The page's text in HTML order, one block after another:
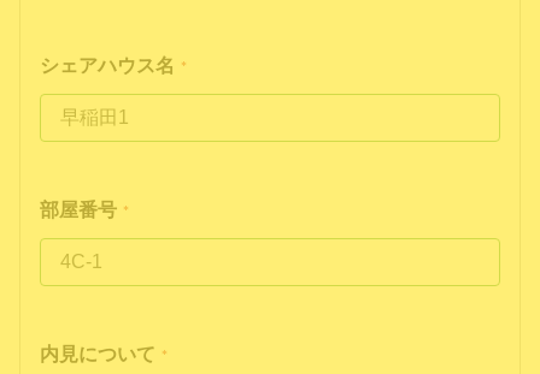
シェアハウス名 *
部屋番号 *
内見について *